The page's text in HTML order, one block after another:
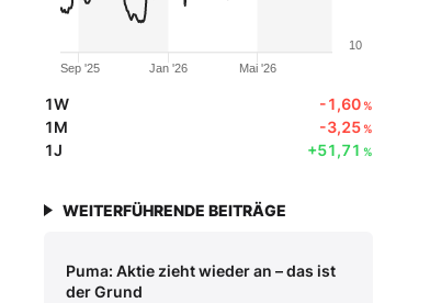
Jan '26
Sep '25 Mai '26
10
1W -1,60%
1M -3,25%
1J +51,71 %
WEITERFÜHRENDE BEITRÄGE
Puma: Aktie zieht wieder an – das ist
der Grund